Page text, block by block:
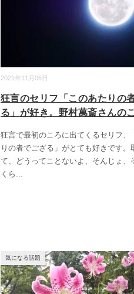
2021年11月06日
狂言のセリフ「このあたりの
る」が好き。野村萬斎さんの
狂言で最初のころに出てくるセリフ、
りの者でござる」がとても好きです。
て、どうってことないよ、そんじょ、
くら ...
気になる話題